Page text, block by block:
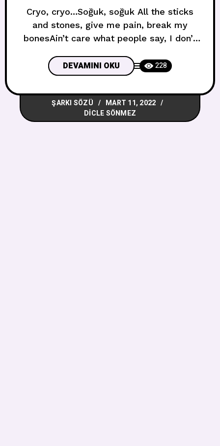
Cryo, cryo…Soğuk, soğuk All the sticks
and stones, give me pain, break my
bonesAin’t care what people say, I don’t
the same, ain’t got lowsNow people
know my name, know my name Bütün
sopalar ve taşlar, bana acı veriyorlar,
kemiklerimi kırıyorlarİnsanların ne dediği
umrumda değil, artık umrumda
DEVAMINI OKU 228
ŞARKI SÖZÜ
MART 11, 2022
DICLE SÖNMEZ